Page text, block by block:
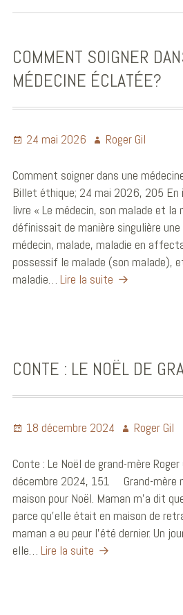
Conférences
Audio et Vidéo
Biographie
COMMENT SOIGNER
MÉDECINE ÉCLATÉE?
24 mai 2026 Roger Gil
Comment soigner dans une
Billet éthique; 24 mai 2026, 205
livre « Le médecin, son malade et
définissait de manière singulière
médecin, malade, maladie en
possessif le malade (son malade),
maladie… Lire la suite
CONTE : LE NOËL DE
18 décembre 2024 Roger Gil
Conte : Le Noël de grand-mère
décembre 2024, 151 Grand-mère
maison pour Noël. Maman m’a dit
parce qu’elle était en maison de
maman a eu peur l’été dernier. Un
elle… Lire la suite